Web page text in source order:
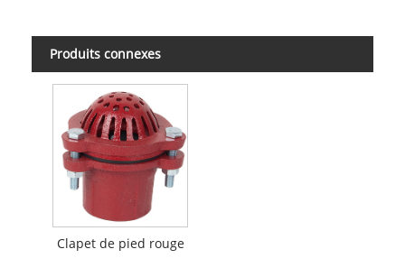
Produits connexes
Clapet de pied rouge